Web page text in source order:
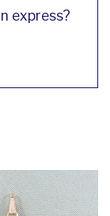
express?